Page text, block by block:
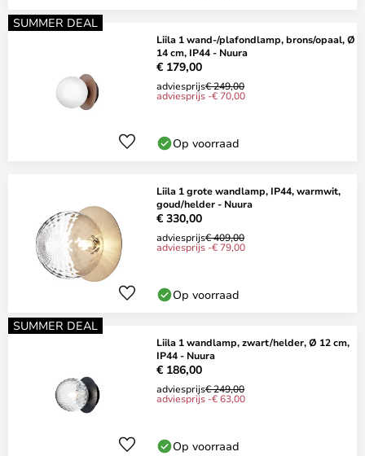
SUMMER DEAL
Liila 1 wand-/plafondlamp, brons/opaal, Ø
14 cm, IP44 - Nuura
€ 179,00
adviesprijs€ 249,00
adviesprijs -€ 70,00
Op voorraad
Liila 1 grote wandlamp, IP44, warmwit,
goud/helder - Nuura
€ 330,00
adviesprijs€ 409,00
adviesprijs -€ 79,00
Op voorraad
SUMMER DEAL
Liila 1 wandlamp, zwart/helder, Ø 12 cm,
IP44 - Nuura
€ 186,00
adviesprijs€ 249,00
adviesprijs -€ 63,00
Op voorraad